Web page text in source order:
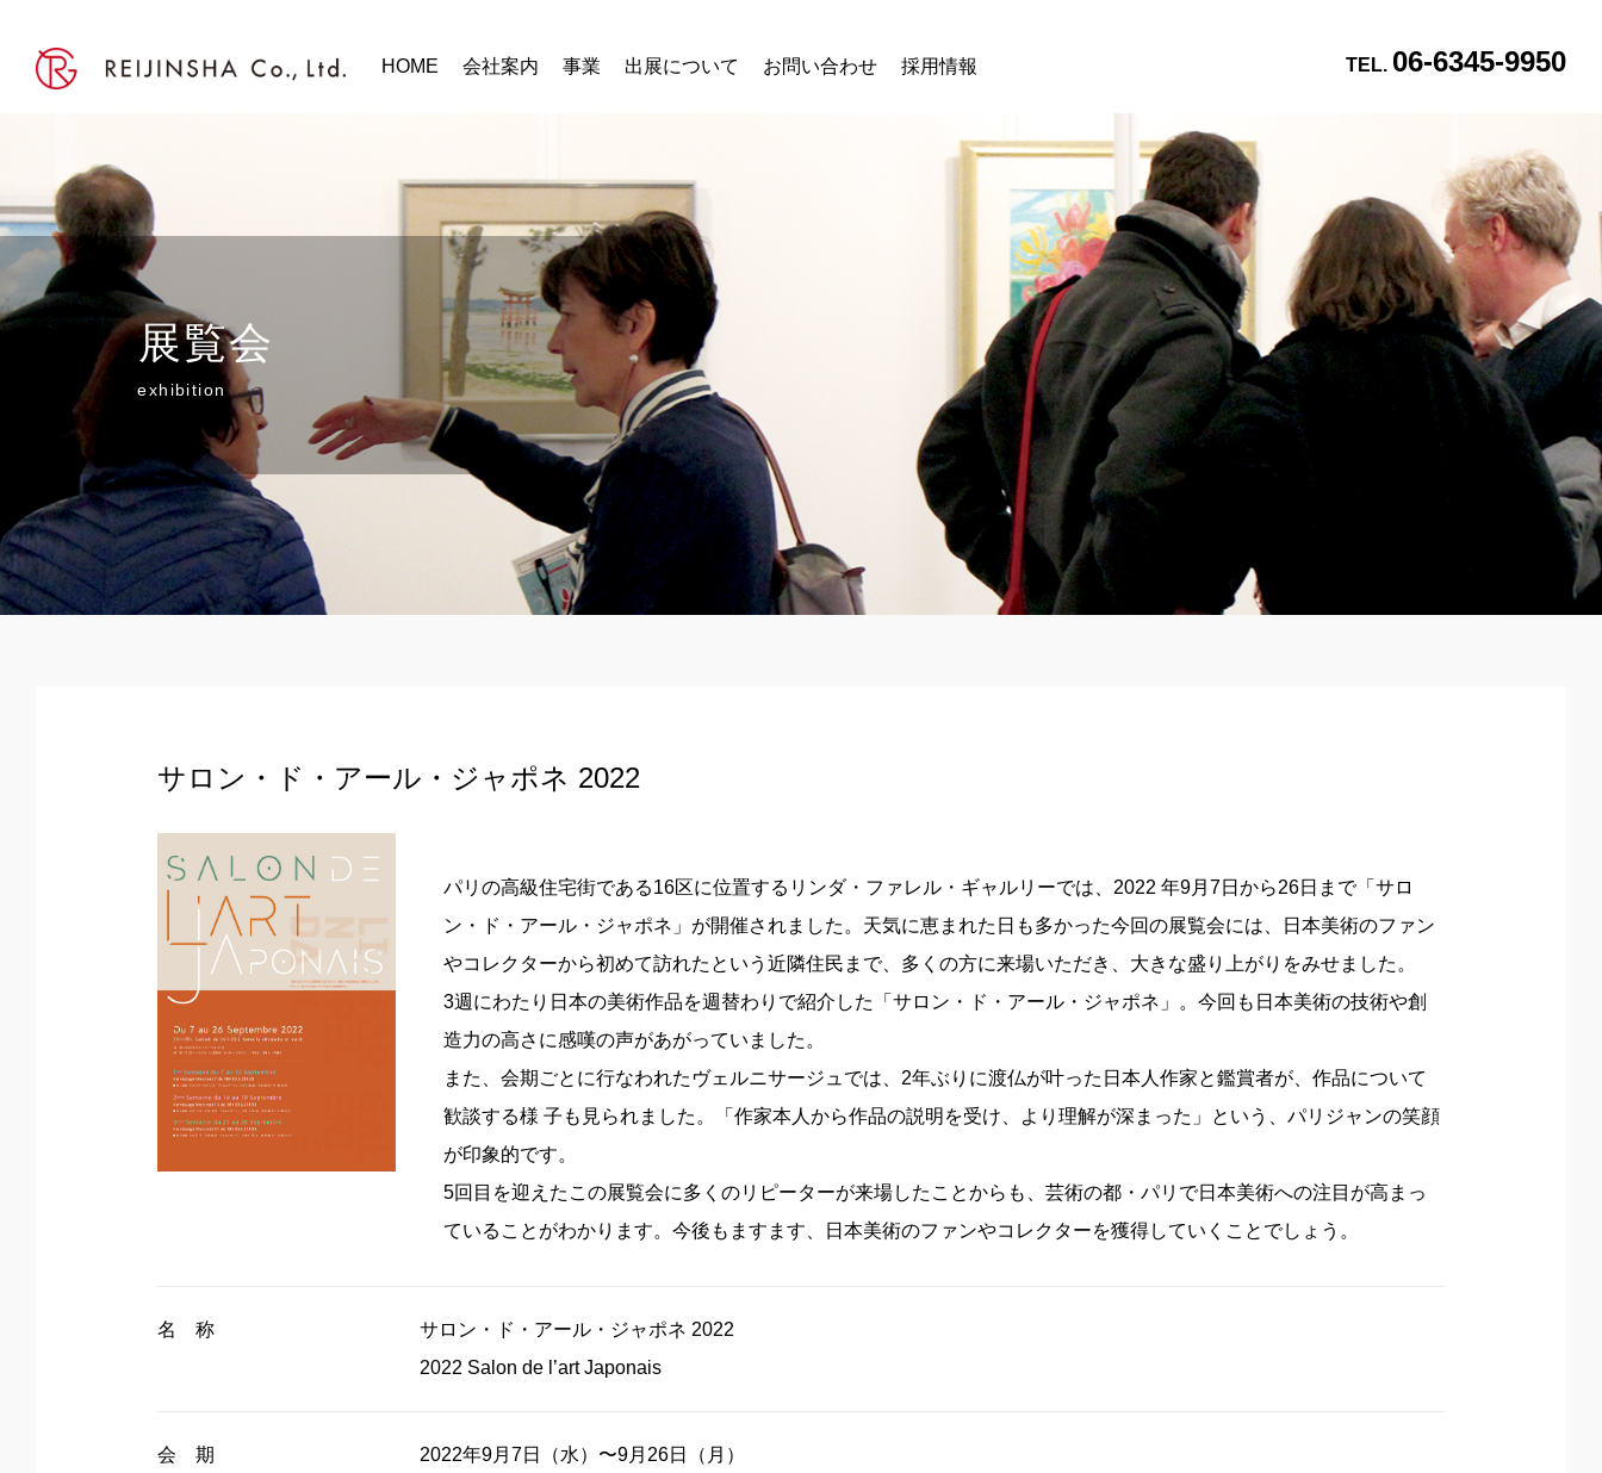
HOME 会社案内 事業 出展について お問い合わせ 採用情報 TEL. 06-6345-9950
展覧会
exhibition
サロン・ド・アール・ジャポネ 2022
パリの高級住宅街である16区に位置するリンダ・ファレル・ギャルリーでは、2022 年9月7日から26日まで「サロ
ン・ド・アール・ジャポネ」が開催されました。天気に恵まれた日も多かった今回の展覧会には、日本美術のファン
やコレクターから初めて訪れたという近隣住民まで、多くの方に来場いただき、大きな盛り上がりをみせました。
3週にわたり日本の美術作品を週替わりで紹介した「サロン・ド・アール・ジャポネ」。今回も日本美術の技術や創
造力の高さに感嘆の声があがっていました。
また、会期ごとに行なわれたヴェルニサージュでは、2年ぶりに渡仏が叶った日本人作家と鑑賞者が、作品について
歓談する様 子も見られました。「作家本人から作品の説明を受け、より理解が深まった」という、パリジャンの笑顔
が印象的です。
5回目を迎えたこの展覧会に多くのリピーターが来場したことからも、芸術の都・パリで日本美術への注目が高まっ
ていることがわかります。今後もますます、日本美術のファンやコレクターを獲得していくことでしょう。
名 称
サロン・ド・アール・ジャポネ 2022
2022 Salon de l’art Japonais
会 期 2022年9月7日（水）〜9月26日（月）